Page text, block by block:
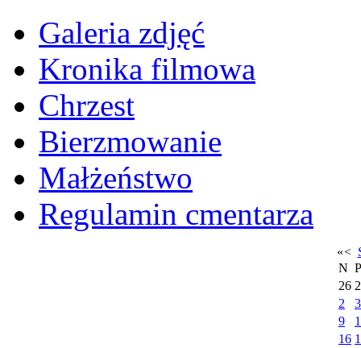
Galeria zdjęć
Kronika filmowa
Chrzest
Bierzmowanie
Małżeństwo
Regulamin cmentarza
«<
N P
26
2
3
9
16